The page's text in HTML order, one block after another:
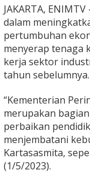
a
s
o
k
S
D
M
K
m
p
e
t
e
n
JAKARTA,
dalam
pertumbuhan
menyerap tenaga
kerja sektor
tahun sebelumnya.
“Kementerian
merupakan
perbaikan
menjembatani
Kartasasmita,
(1/5/2023).